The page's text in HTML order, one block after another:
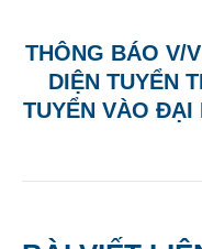
THÔNG BÁO V/
DIỆN TUYỂN
TUYỂN VÀO ĐẠI